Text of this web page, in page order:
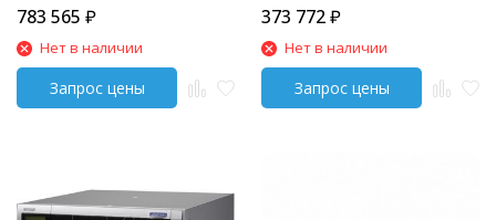
783 565 ₽
Нет в наличии
373 772₽
Нет в наличии